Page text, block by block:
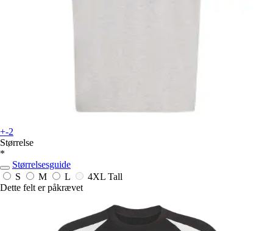
+-2
Størrelse
*
Størrelsesguide
S
M L
4XL Tall
Dette felt er påkrævet